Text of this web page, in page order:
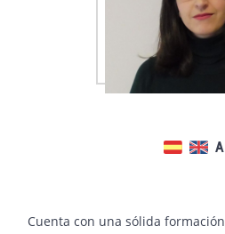
Cuenta con una sólida